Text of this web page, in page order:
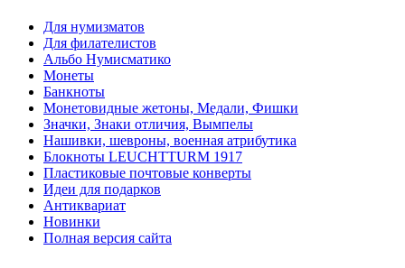
Для нумизматов
Для филателистов
Альбо Нумисматико
Монеты
Банкноты
Монетовидные жетоны, Медали, Фишки
Значки, Знаки отличия, Вымпелы
Нашивки, шевроны, военная атрибутика
Блокноты LEUCHTTURM 1917
Пластиковые почтовые конверты
Идеи для подарков
Антиквариат
Новинки
Полная версия сайта